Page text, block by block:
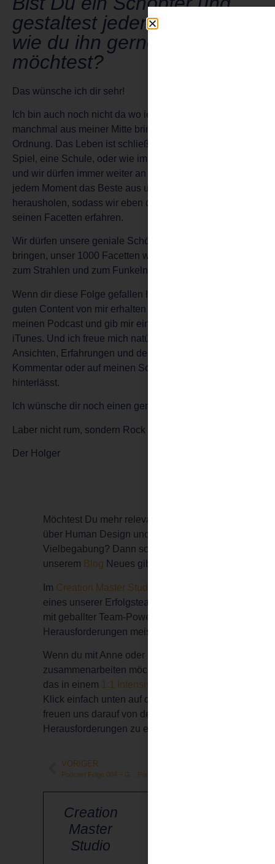
gestaltest jeden Moment so,
wie du ihn gerne haben
möchtest?
Das wünsche ich dir sehr!
Ich bin auch noch nicht da wo ich hin will. Und lasse mich
manchmal aus meiner Mitte bringen. Aber das ist in
Ordnung. Das Leben ist schließlich eine Reise, eine
Spiel, eine Schule, oder wie immer du es nennen magst
und wir dürfen immer weiter an uns wachsen und in
jedem Moment das Beste aus unserem Leben
herausholen, sodass wir eben das Leben auch in all
seinen Facetten erfahren.
Wir dürfen unsere geniale Schöpferkraft zum strahlen
bringen, unser 1000 Facetten wie die eines Diamanten
zum Strahlen und zum Funkeln bringen.
Wenn dir diese Folge gefallen hat, und du weiterhin
guten Content von mir erhalten willst, dann abonniere
meinen Podcast und gib mir eine positive Bewertung auf
iTunes. Und ich freue mich natürlich, wenn du mir deine
Ansichten, Erfahrungen und dein Feedback als
Kommentar oder auf meinen Social-Media Plattformen
hinterlässt.
Ich wünsche dir noch einen genialen Tag!
Laber nicht rum, sondern Rock das Leben!
Der Holger
Möchtest Du mehr relevante Informationen
über Human Design und Gene Keys oder
Vielbegabung? Dann schau, was es in
unserem Blog Neues gibt!
Im Creation Master Studio
eines unserer Erfolgsteams werden, und
mit geballter Team-Power deine aktuellen
Herausforderungen meistern.
Wenn du mit Anne oder mir
zusammenarbeiten möchtest, kannst du
das in einem 1:1 Intensive
Klick einfach unten auf den Button. Wir
freuen uns darauf von deinen persönlichen
Herausforderungen zu erfahren.
VORIGER
Creation
Master
Studio